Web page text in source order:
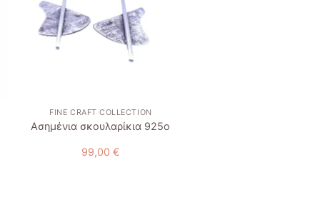
FINE CRAFT COLLECTION
Ασημένια σκουλαρίκια 925ο
99,00 €